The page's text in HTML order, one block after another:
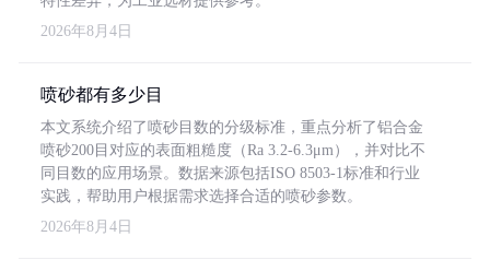
2026年8月4日
喷砂都有多少目
本文系统介绍了喷砂目数的分级标准，重点分析了铝合金
喷砂200目对应的表面粗糙度（Ra 3.2-6.3μm），并对比不
同目数的应用场景。数据来源包括ISO 8503-1标准和行业
实践，帮助用户根据需求选择合适的喷砂参数。
2026年8月4日